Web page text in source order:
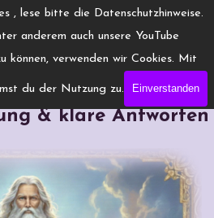
, lese bitte die Datenschutzhinweise.
anderem auch unsere YouTube
können, verwenden wir Cookies. Mit
du der Nutzung zu. Einverstanden
Rat Orakel:
& klare Antworten